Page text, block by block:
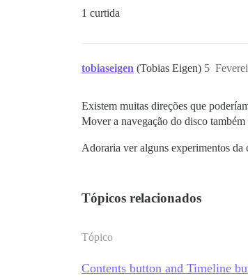
1 curtida
tobiaseigen (Tobias Eigen) 5
Existem muitas direções que
Mover a navegação do disco também
Adoraria ver alguns experimentos da
Tópicos relacionados
Tópico
Contents button and Timeline